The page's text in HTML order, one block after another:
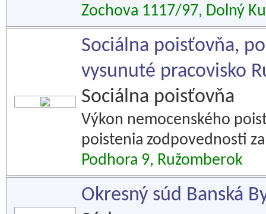
Zochova 1117/97, Dolný
Sociálna poisťovňa,
vysunuté pracovisko
Sociálna poisťovňa
Výkon nemocenského
poistenia zodpovednosti
Podhora 9, Ružomberok
Okresný súd Banská